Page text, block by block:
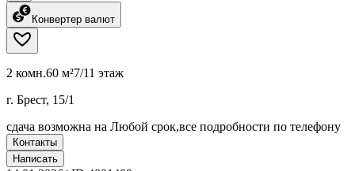
Конвертер валют
2 комн.60 м²7/11 этаж
г. Брест, 15/1
сдача возможна на Любой срок,все подробности по телефону
Контакты
Написать